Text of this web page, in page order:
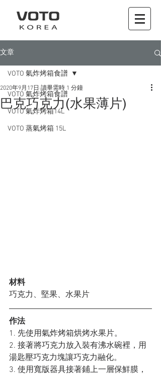
文章
VOTO 氣炸烤箱食譜
VOTO 氣炸烤箱14L
VOTO 蒸氣烤箱 15L
VOTO 氣炸烤箱食譜
巴克巧克力(水果薄片)
2020年9月17日 讀畢需時 1 分鐘
材料
巧克力、堅果、水果片
作法
1. 先使用氣炸烤箱烘烤水果片。
2. 接著將巧克力放入裝有沸水碗裡，用
湯匙壓巧克力塊讓巧克力融化。
3. 使用寬版器具接著鋪上一層保鮮膜，